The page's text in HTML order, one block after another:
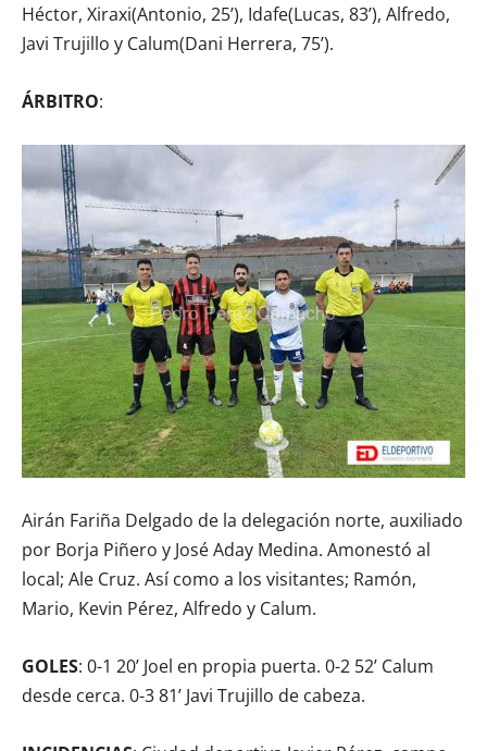
Héctor, Xiraxi(Antonio, 25’), Idafe(Lucas, 83’), Alfredo,
Javi Trujillo y Calum(Dani Herrera, 75’).
ÁRBITRO:
Airán Fariña Delgado de la delegación norte, auxiliado
por Borja Piñero y José Aday Medina. Amonestó al
local; Ale Cruz. Así como a los visitantes; Ramón,
Mario, Kevin Pérez, Alfredo y Calum.
GOLES: 0-1 20’ Joel en propia puerta. 0-2 52’ Calum
desde cerca. 0-3 81’ Javi Trujillo de cabeza.